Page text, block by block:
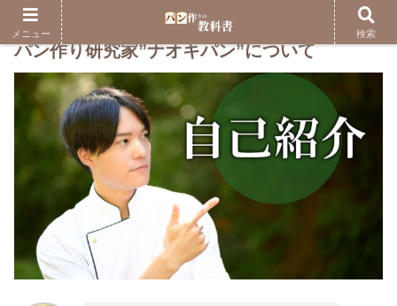
パン作り研究家”ナオキパン”について
メニュー 検索